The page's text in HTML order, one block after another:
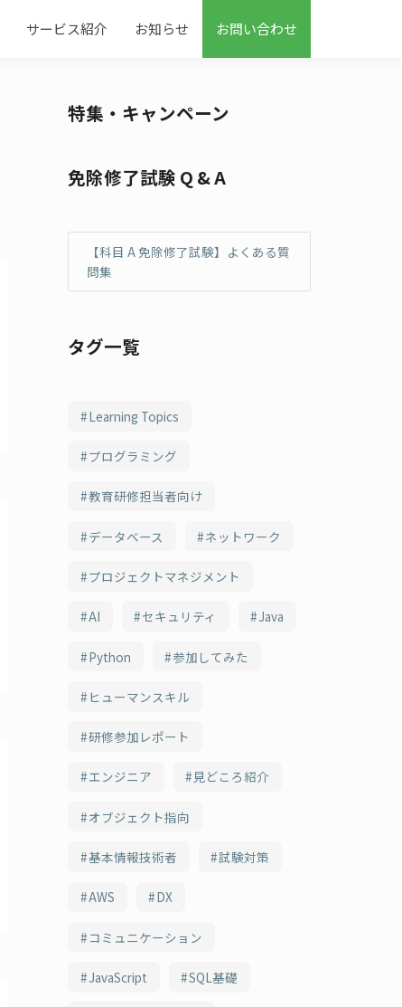
サービス紹介 お知らせ お問い合わせ
特集・キャンペーン
免除修了試験 Q & A
【科目 A 免除修了試験】よくある質
問集
タグ一覧
Learning Topics
プログラミング
教育研修担当者向け
データベース ネットワーク
プロジェクトマネジメント
AI セキュリティ Java
Python 参加してみた
ヒューマンスキル
研修参加レポート
エンジニア 見どころ紹介
オブジェクト指向
基本情報技術者 試験対策
AWS DX
コミュニケーション
JavaScript SQL基礎